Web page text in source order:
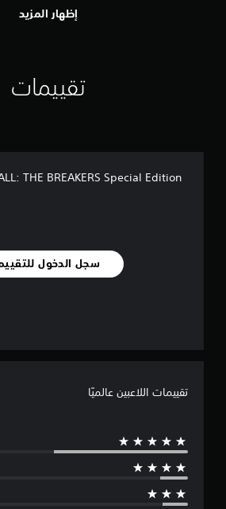
إظهار المزيد
تقييمات
THE BREAKERS Special Edition
سجل الدخول
تقييمات اللاعبين عالميًا